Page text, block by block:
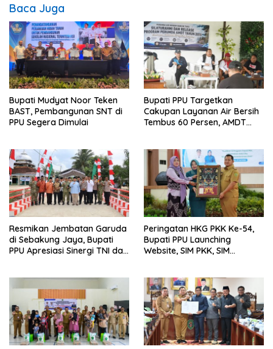
Baca Juga
Bupati Mudyat Noor Teken
BAST, Pembangunan SNT di
PPU Segera Dimulai
Bupati PPU Targetkan
Cakupan Layanan Air Bersih
Tembus 60 Persen, AMDT
Resmikan Jembatan Garuda
di Sebakung Jaya, Bupati
PPU Apresiasi Sinergi TNI dan
Peringatan HKG PKK Ke-54,
Bupati PPU Launching
Website, SIM PKK, SIM